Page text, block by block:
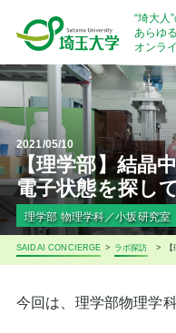
“埼大人
あらゆ
オンラ
2021/05/10
【理学部】結晶
電子状態を探し
理学部 物理学科／小坂研究室
SAIDAI CONCIERGE > ラボ探訪 >
今回は、理学部物理学